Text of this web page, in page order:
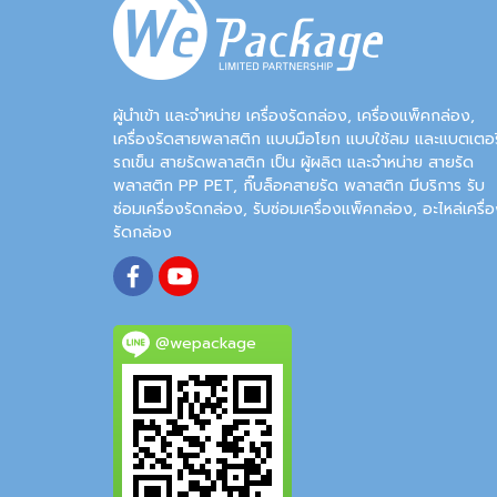
ผู้นำเข้า และจำหน่าย เครื่องรัดกล่อง, เครื่องแพ็คกล่อง,
เครื่องรัดสายพลาสติก แบบมือโยก แบบใช้ลม และแบตเตอ
รถเข็น สายรัดพลาสติก เป็น ผู้ผลิต และจำหน่าย สายรัด
พลาสติก PP PET, กิ๊บล็อคสายรัด พลาสติก มีบริการ รับ
ซ่อมเครื่องรัดกล่อง, รับซ่อมเครื่องแพ็คกล่อง, อะไหล่เครื่
รัดกล่อง
@wepackage